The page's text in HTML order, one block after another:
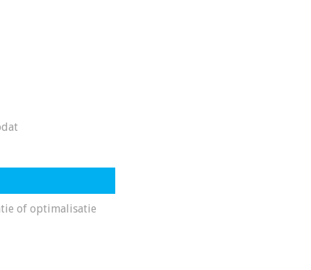
of optimalisatie